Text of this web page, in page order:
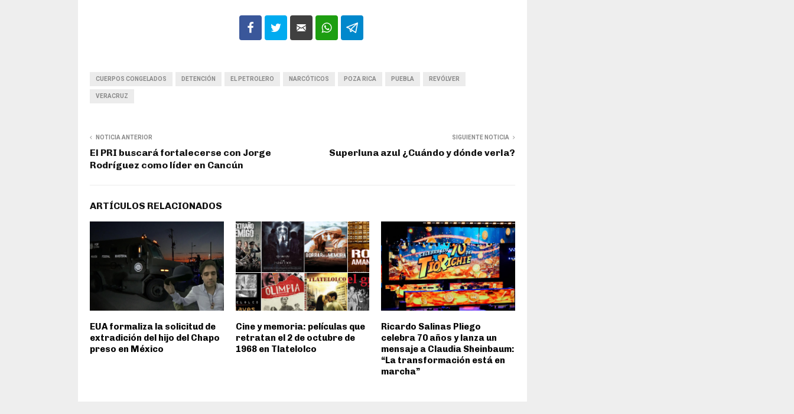
CUERPOS CONGELADOS DETENCIÓN EL PETROLERO NARCÓTICOS POZA RICA PUEBLA REVÓLVER
VERACRUZ
NOTICIA ANTERIOR
El PRI buscará fortalecerse con Jorge
Rodríguez como líder en Cancún
SIGUIENTE NOTICIA
Superluna azul ¿Cuándo y dónde verla?
ARTÍCULOS RELACIONADOS
EUA formaliza la solicitud de
extradición del hijo del Chapo
preso en México
Cine y memoria: películas que
retratan el 2 de octubre de
1968 en Tlatelolco
Ricardo Salinas Pliego
celebra 70 años y lanza un
mensaje a Claudia Sheinbaum:
“La transformación está en
marcha”